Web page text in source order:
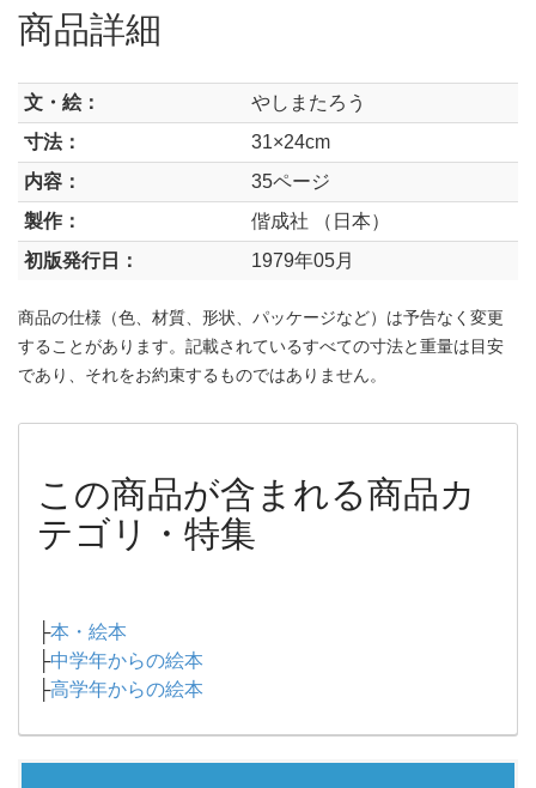
商品詳細
文・絵：
やしまたろう
寸法：
31×24cm
内容：
35ページ
製作：
偕成社 （日本）
初版発行日：
1979年05月
商品の仕様（色、材質、形状、パッケージなど）は予告なく変更
することがあります。記載されているすべての寸法と重量は目安
であり、それをお約束するものではありません。
この商品が含まれる商品カ
テゴリ・特集
├本・絵本
├中学年からの絵本
├高学年からの絵本